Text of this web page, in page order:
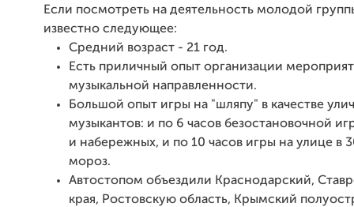
Если посмотреть на деятельность молодой
известно следующее:
Средний возраст - 21 год.
Есть приличный опыт организации
музыкальной направленности.
Большой опыт игры на "шляпу" в качестве
музыкантов: и по 6 часов безостановочной
и набережных, и по 10 часов игры на улице в
мороз.
Автостопом объездили Краснодарский,
края, Ростовскую область, Крымский